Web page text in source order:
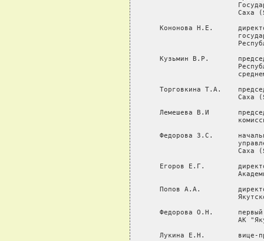
Саха
Кононова Н.Е.
Кузьмин В.Р.
Торговкина Т.А.
Саха
Лемешева В.И
Федорова З.С.
Саха
Егоров Е.Г.
Попов А.А.
Федорова О.Н.
АК
Лукина Е.Н.        вице-